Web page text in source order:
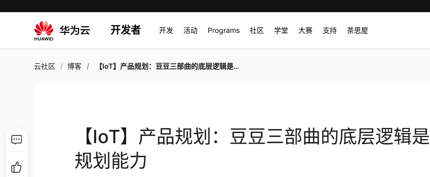
开发者 开发 活动 Programs 社区 学堂 大赛 支持 茶思屋
云社区 博客 【IoT】产品规划：豆豆三部曲的底层逻辑是规划能力
【IoT】产品规划：豆豆三部曲的底层逻辑是
规划能力